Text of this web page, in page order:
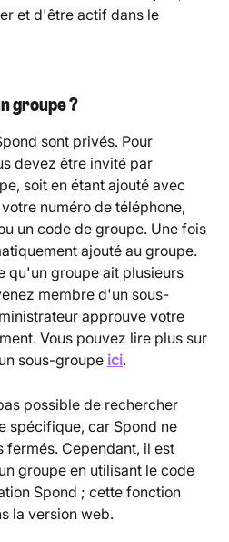
et d'être actif dans le
groupe ?
sont privés. Pour
devez être invité par
soit en étant ajouté avec
numéro de téléphone,
un code de groupe. Une fois
ajouté au groupe.
qu'un groupe ait plusieurs
membre d'un sous-
approuve votre
Vous pouvez lire plus sur
sous-groupe ici.
possible de rechercher
spécifique, car Spond ne
fermés. Cependant, il est
groupe en utilisant le code
Spond ; cette fonction
la version web.